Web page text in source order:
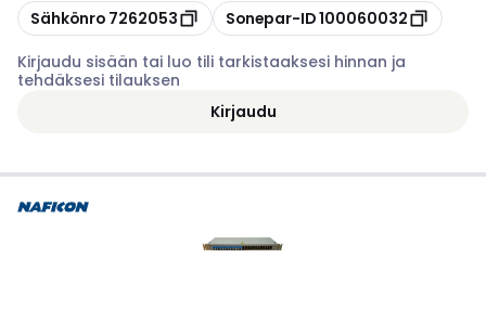
Kopioi
Sähkönro 7262053 Kopioi
Sonepar-ID100060032
Kirjaudu sisään tai luo tili tarkistaaksesi hinnan ja
tehdäksesi tilauksen
Kirjaudu